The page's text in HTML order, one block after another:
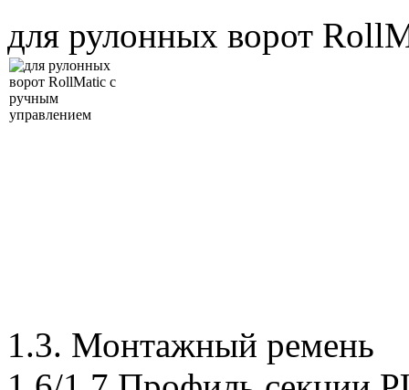
для рулонных ворот
1.3. Монтажный ремень